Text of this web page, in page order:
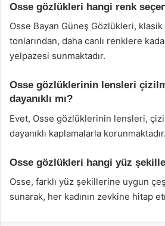
Osse gözlükleri hangi renk
Osse Bayan Güneş Gözlükleri,
tonlarından, daha canlı renklere
yelpazesi sunmaktadır.
Osse gözlüklerinin lensleri
dayanıklı mı?
Evet, Osse gözlüklerinin lensleri,
dayanıklı kaplamalarla korunmaktadır.
Osse gözlükleri hangi yüz
Osse, farklı yüz şekillerine uygun
sunarak, her kadının zevkine hitap